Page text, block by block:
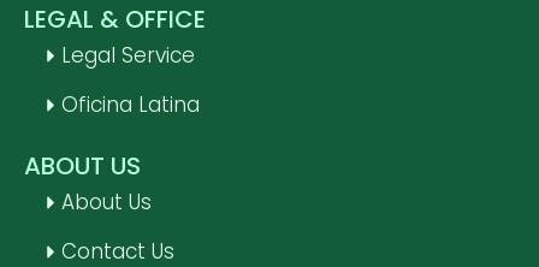
LEGAL & OFFICE
Legal Service
Oficina Latina
ABOUT US
About Us
Contact Us